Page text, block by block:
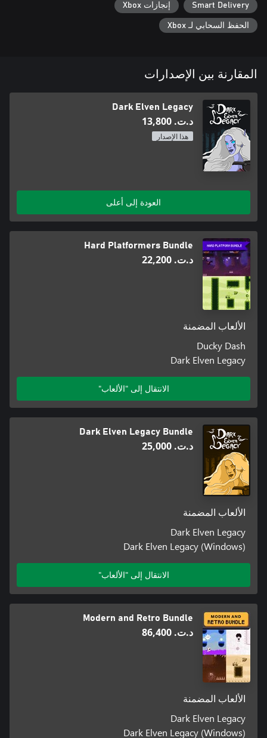
Smart Delivery إنجازات Xbox
الحفظ السحابي لـ Xbox
المقارنة بين الإصدارات
Dark Elven Legacy
د.ت.‏ 13,800
هذا الإصدار
العودة إلى أعلى
Hard Platformers Bundle
د.ت.‏ 22,200
الألعاب المضمنة
Ducky Dash
Dark Elven Legacy
الانتقال إلى "الألعاب"
Dark Elven Legacy Bundle
د.ت.‏ 25,000
الألعاب المضمنة
Dark Elven Legacy
Dark Elven Legacy (Windows)
الانتقال إلى "الألعاب"
Modern and Retro Bundle
د.ت.‏ 86,400
الألعاب المضمنة
Dark Elven Legacy
Dark Elven Legacy (Windows)